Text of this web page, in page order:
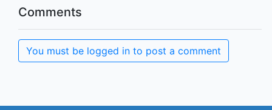
Comments
You must be logged in to post a comment